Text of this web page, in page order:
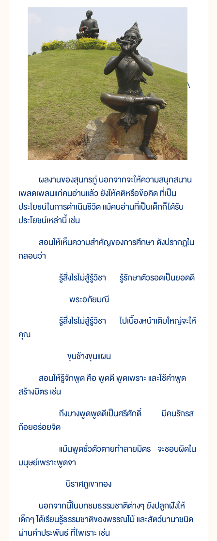
\
ผลงานของสุนทรภู่ นอกจากจะให้ความสนุกสนาน
เพลิดเพลินแก่คนอ่านแล้ว ยังให้คติหรือข้อคิด ที่เป็น
ประโยชน์ในการดำเนินชีวิต แม้คนอ่านที่เป็นเด็กก็ได้รับ
ประโยชน์เหล่านี้ เช่น
สอนให้เห็นความสำคัญของการศึกษา ดังปรากฏใน
กลอนว่า
รู้สิ่งไรไม่สู้รู้วิชา รู้รักษาตัวรอดเป็นยอดดี
พระอภัยมณี
รู้สิ่งไรไม่สู้รู้วิชา ไปเบื้องหน้าเติบใหญ่จะให้
คุณ
ขุนช้างขุนแผน
สอนให้รู้จักพูด คือ พูดดี พูดเพราะ และใช้คำพูด
สร้างมิตร เช่น
ถึงบางพูดพูดดีเป็นศรีศักดิ์ มีคนรักรส
ถ้อยอร่อยจิต
แม้นพูดชั่วตัวตายทำลายมิตร จะชอบผิดใน
มนุษย์เพราะพูดจา
นิราศภูเขาทอง
นอกจากนี้ในบทชมธรรมชาติต่างๆ ยังปลูกฝังให้
เด็กๆ ได้เรียนรู้ธรรมชาติของพรรณไม้ และสัตว์นานาชนิด
ผ่านคำประพันธ์ ที่ไพเราะ เช่น